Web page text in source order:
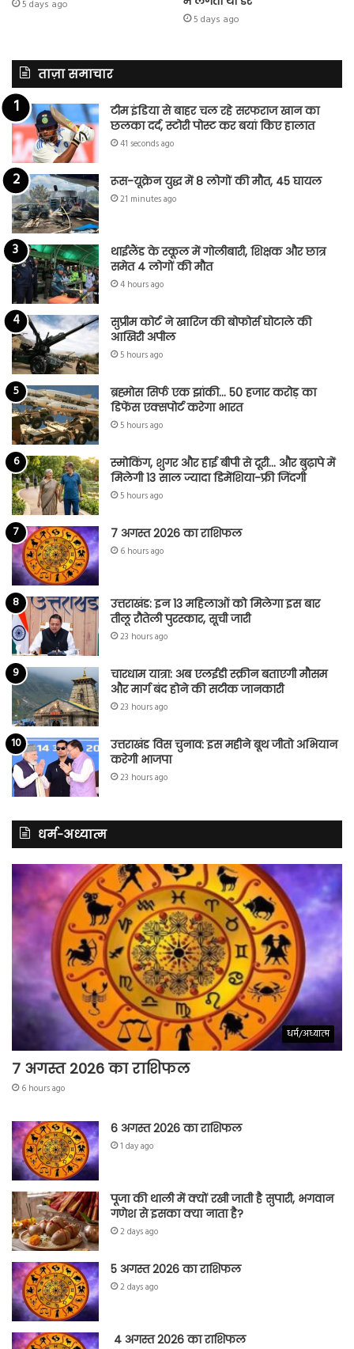
5 days ago
5 days ago
ताज़ा समाचार
टीम इंडिया से बाहर चल रहे सरफराज खान का
छलका दर्द, स्टोरी पोस्ट कर बयां किए हालात
41 seconds ago
रूस-यूक्रेन युद्ध में 8 लोगों की मौत, 45 घायल
21 minutes ago
थाईलैंड के स्कूल में गोलीबारी, शिक्षक और छात्र
समेत 4 लोगों की मौत
4 hours ago
सुप्रीम कोर्ट ने खारिज की बोफोर्स घोटाले की
आखिरी अपील
5 hours ago
ब्रह्मोस सिर्फ एक झांकी… 50 हजार करोड़ का
डिफेंस एक्सपोर्ट करेगा भारत
5 hours ago
स्मोकिंग, शुगर और हाई बीपी से दूरी… और बुढ़ापे में
मिलेगी 13 साल ज्यादा डिमेंशिया-फ्री जिंदगी
5 hours ago
7 अगस्त 2026 का राशिफल
6 hours ago
उत्तराखंड: इन 13 महिलाओं को मिलेगा इस बार
तीलू रौतेली पुरस्कार, सूची जारी
23 hours ago
चारधाम यात्रा: अब एलईडी स्क्रीन बताएगी मौसम
और मार्ग बंद होने की सटीक जानकारी
23 hours ago
उत्तराखंड विस चुनाव: इस महीने बूथ जीतो अभियान
करेगी भाजपा
23 hours ago
धर्म-अध्यात्म
धर्म/अध्यात्म
7 अगस्त 2026 का राशिफल
6 hours ago
6 अगस्त 2026 का राशिफल
1 day ago
पूजा की थाली में क्यों रखी जाती है सुपारी, भगवान
गणेश से इसका क्या नाता है?
2 days ago
5 अगस्त 2026 का राशिफल
2 days ago
4 अगस्त 2026 का राशिफल